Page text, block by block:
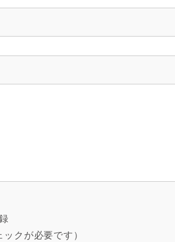
クが必要です）